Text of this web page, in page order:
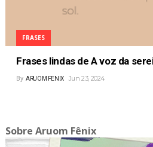
FRASES
Frases lindas de A voz da
By ARUOM FENIX Jun 23, 2024
Sobre Aruom Fênix